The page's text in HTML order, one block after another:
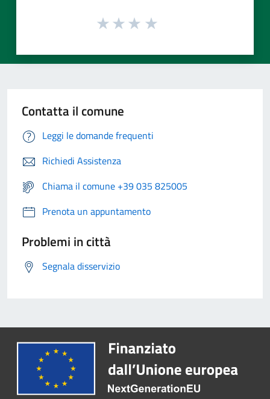
Contatta il comune
Leggi le domande frequenti
Richiedi Assistenza
Chiama il comune +39 035 825005
Prenota un appuntamento
Problemi in città
Segnala disservizio